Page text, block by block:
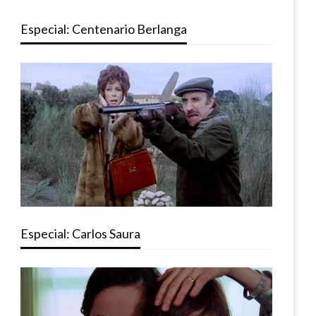
Especial: Centenario Berlanga
Especial: Carlos Saura